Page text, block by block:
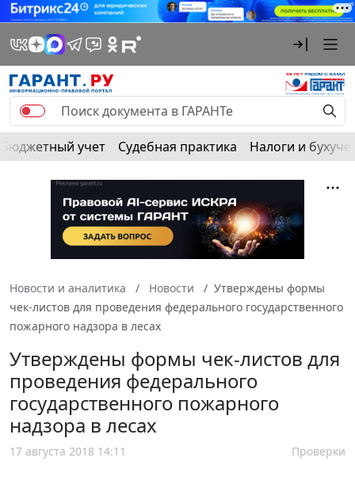
Бюджетный учет Судебная практика Налоги и
Новости и аналитика Новости
Утверждены формы
чек-листов для проведения федерального государственного
пожарного надзора в лесах
Утверждены формы чек-листов для
проведения федерального
государственного пожарного
надзора в лесах
17 августа 2018 14:11 Проверки